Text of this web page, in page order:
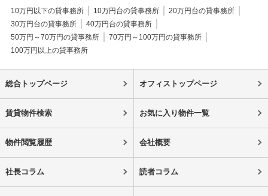
10万円以下の貸事務所 10万円台の貸事務所
20万円台の貸事務所
30万円台の貸事務所
40万円台の貸事務所
50万円～70万円の貸事務所
70万円～100万円の貸事務所
100万円以上の貸事務所
総合トップページ オフィストップページ
賃貸物件検索 お気に入り物件一覧
物件閲覧履歴 会社概要
社長コラム 読者コラム